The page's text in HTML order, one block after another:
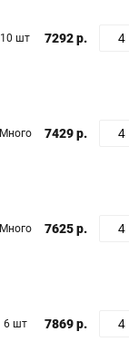
10 шт 7292 р.
Много 7429 р.
Много 7625 р.
6 шт 7869 р.